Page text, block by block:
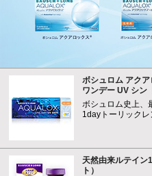
ボシュロム アクア
ワンデー UV シン
ボシュロム史上、
1dayトーリックレ
天然由来ルテイン
ト）